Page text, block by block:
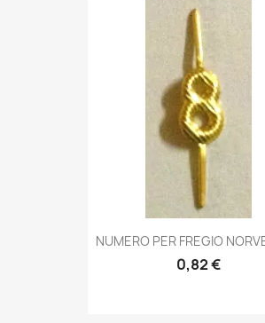
Anteprima
NUMERO PER FREGIO
0,82 €